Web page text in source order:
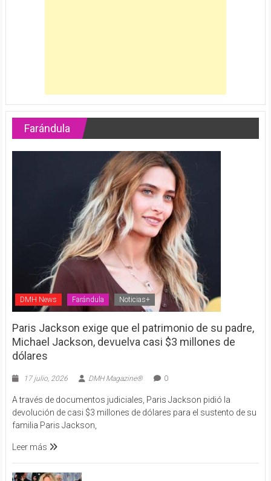
Farándula
DMH News Farándula Noticias+
Paris Jackson exige que el patrimonio de su padre,
Michael Jackson, devuelva casi $3 millones de
dólares
17 julio, 2026 DMH Magazine® 0
A través de documentos judiciales, Paris Jackson pidió la
devolución de casi $3 millones de dólares para el sustento de su
familia Paris Jackson,
Leer más